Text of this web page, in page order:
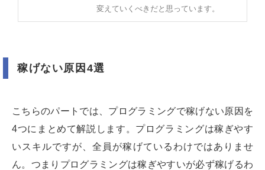
変えていくべきだと思っています。
稼げない原因4選
こちらのパートでは、プログラミングで稼げない原因を
4つにまとめて解説します。プログラミングは稼ぎやす
いスキルですが、全員が稼げているわけではありませ
ん。つまりプログラミングは稼ぎやすいが必ず稼げるわ